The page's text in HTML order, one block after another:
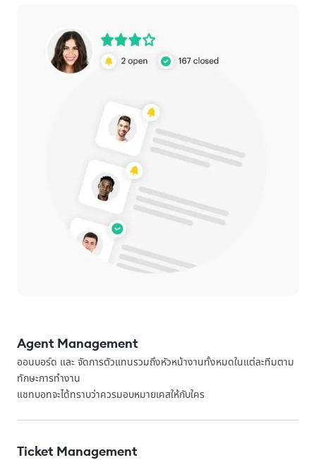
Agent Management
ออนบอร์ด และ จัดการตัวแทนรวมถึงหัวหน้างานทั้งหมดในแต่ละทีมตาม
ทักษะการทำงาน
แชทบอทจะได้ทราบว่าควรมอบหมายเคสให้กับใคร
Ticket Management